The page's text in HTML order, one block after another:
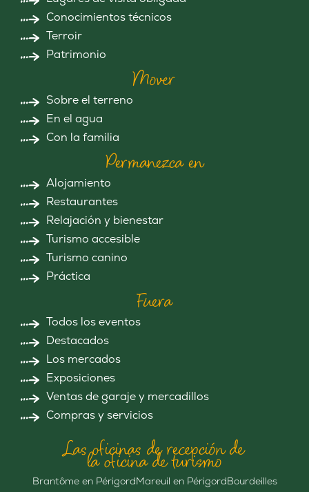
Conocimientos técnicos
Terroir
Patrimonio
Mover
Sobre el terreno
En el agua
Con la familia
Permanezca en
Alojamiento
Restaurantes
Relajación y bienestar
Turismo accesible
Turismo canino
Práctica
Fuera
Todos los eventos
Destacados
Los mercados
Exposiciones
Ventas de garaje y mercadillos
Compras y servicios
Las oficinas de recepción de
la oficina de turismo
Brantôme en PérigordMareuil en PérigordBourdeilles